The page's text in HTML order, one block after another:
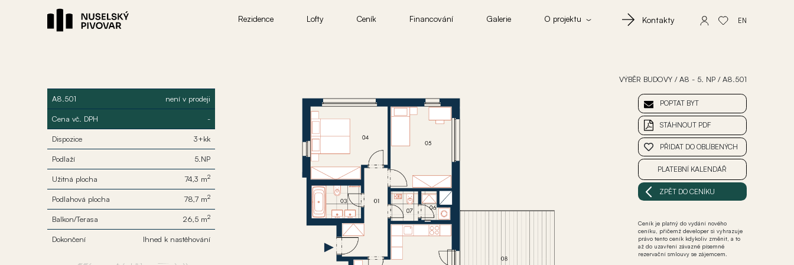
Rezidence Lofty Ceník Financování Galerie O projektu Kontakty EN
A8.501 není v prodeji
Cena vč. DPH -
Dispozice 3+kk
Podlaží 5.NP
Užitná plocha 74,3 m2
Podlahová plocha 78,7 m2
Balkon/Terasa 26,5 m2
Dokončení Ihned k nastěhování
VÝBĚR BUDOVY / A8 - 5. NP / A8.501
POPTAT BYT
STÁHNOUT PDF
PŘIDAT DO OBLÍBENÝCH
PLATEBNÍ KALENDÁŘ
ZPĚT DO CENÍKU
Ceník je platný do vydání nového
ceníku, přičemž developer si vyhrazuje
právo tento ceník kdykoliv změnit, a to
až do uzavření závazné písemné
rezervační smlouvy se zájemcem.